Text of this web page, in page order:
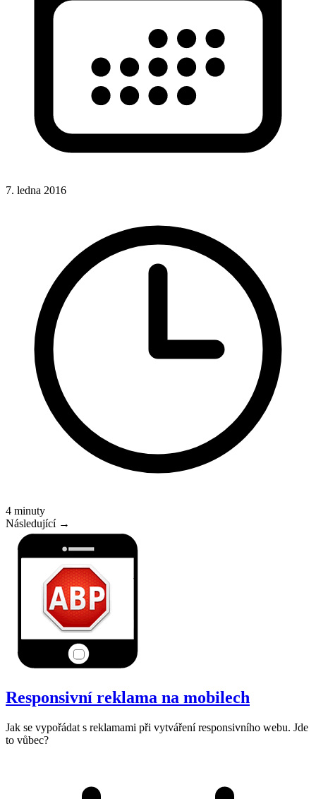
7. ledna 2016
4 minuty
Následující →
Responsivní reklama na mobilech
Jak se vypořádat s reklamami při vytváření responsivního webu. Jde
to vůbec?